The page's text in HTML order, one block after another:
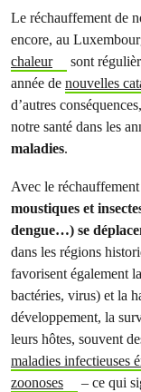
Le réchauffement de
encore, au
chaleur
sont
année de nouvelles
d’autres
notre santé dans les
maladies.
Avec le
moustiques et
dengue…) se
dans les régions
favorisent également
bactéries, virus) et la
développement, la
leurs hôtes, souvent
maladies infectieuses
zoonoses
– ce qui